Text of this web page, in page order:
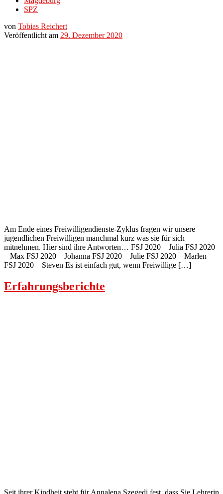
SPZ
von Tobias Reichert
Veröffentlicht am 29. Dezember 2020
Am Ende eines Freiwilligendienste-Zyklus fragen wir unsere
jugendlichen Freiwilligen manchmal kurz was sie für sich
mitnehmen. Hier sind ihre Antworten… FSJ 2020 – Julia FSJ 2020
– Max FSJ 2020 – Johanna FSJ 2020 – Julie FSJ 2020 – Marlen
FSJ 2020 – Steven Es ist einfach gut, wenn Freiwillige […]
Erfahrungsberichte